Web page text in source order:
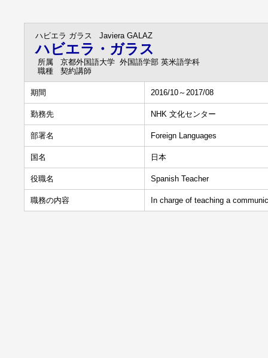
ハビエラ ガラス Javiera GALAZ
ハビエラ・ガラス
所属
京都外国語大学 外国語学部 英米語学科
職種
契約講師
期間 2016/10～2017/08
勤務先 NHK 文化センター
部署名 Foreign Languages
国名 日本
役職名 Spanish Teacher
職務の内容 In charge of teaching a